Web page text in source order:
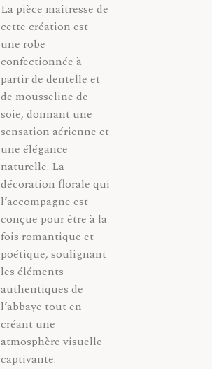
La pièce maîtresse de
cette création est
une robe
confectionnée à
partir de dentelle et
de mousseline de
soie, donnant une
sensation aérienne et
une élégance
naturelle. La
décoration florale qui
l’accompagne est
conçue pour être à la
fois romantique et
poétique, soulignant
les éléments
authentiques de
l’abbaye tout en
créant une
atmosphère visuelle
captivante.